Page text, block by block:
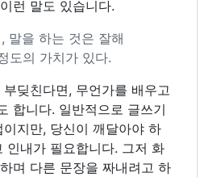
런 말도 있습니다.
말을 하는 것은 잘해
도의 가치가 있다.
딪친다면, 무언가를 배우고
합니다. 일반적으로 글쓰기
지만, 당신이 깨달아야 하
인내가 필요합니다. 그저 화
며 다른 문장을 짜내려고 하